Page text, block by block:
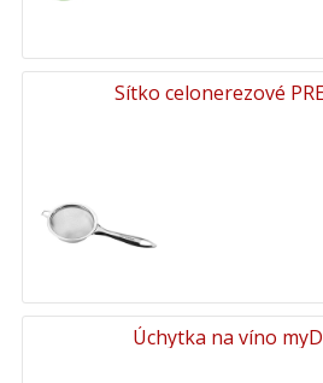
Sítko celonerezové
Úchytka na víno